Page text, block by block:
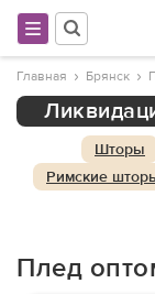
Главная Брянск
Шторы
Римские
Плед